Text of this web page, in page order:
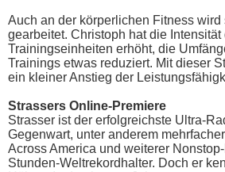
Auch an der körperlichen Fitness
gearbeitet. Christoph hat die Intensität
Trainingseinheiten erhöht, die
Trainings etwas reduziert. Mit dieser
ein kleiner Anstieg der
Strassers Online-Premiere
Strasser ist der erfolgreichste Ultra-
Gegenwart, unter anderem
Across America und weiterer
Stunden-Weltrekordhalter. Doch er